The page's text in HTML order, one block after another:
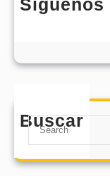
Síguenos
Buscar
S
a